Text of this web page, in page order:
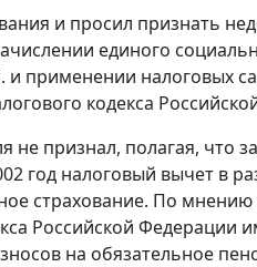
и просил признать
единого
применении налоговых
кодекса
не признал, полагая,
год налоговый вычет в
страхование. По
Российской Федерации
на обязательное